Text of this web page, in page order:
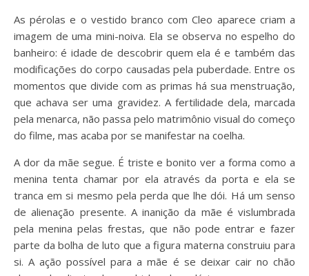
As pérolas e o vestido branco com Cleo aparece criam a
imagem de uma mini-noiva. Ela se observa no espelho do
banheiro: é idade de descobrir quem ela é e também das
modificações do corpo causadas pela puberdade. Entre os
momentos que divide com as primas há sua menstruação,
que achava ser uma gravidez. A fertilidade dela, marcada
pela menarca, não passa pelo matrimônio visual do começo
do filme, mas acaba por se manifestar na coelha.
A dor da mãe segue. É triste e bonito ver a forma como a
menina tenta chamar por ela através da porta e ela se
tranca em si mesmo pela perda que lhe dói. Há um senso
de alienação presente. A inanição da mãe é vislumbrada
pela menina pelas frestas, que não pode entrar e fazer
parte da bolha de luto que a figura materna construiu para
si. A ação possível para a mãe é se deixar cair no chão